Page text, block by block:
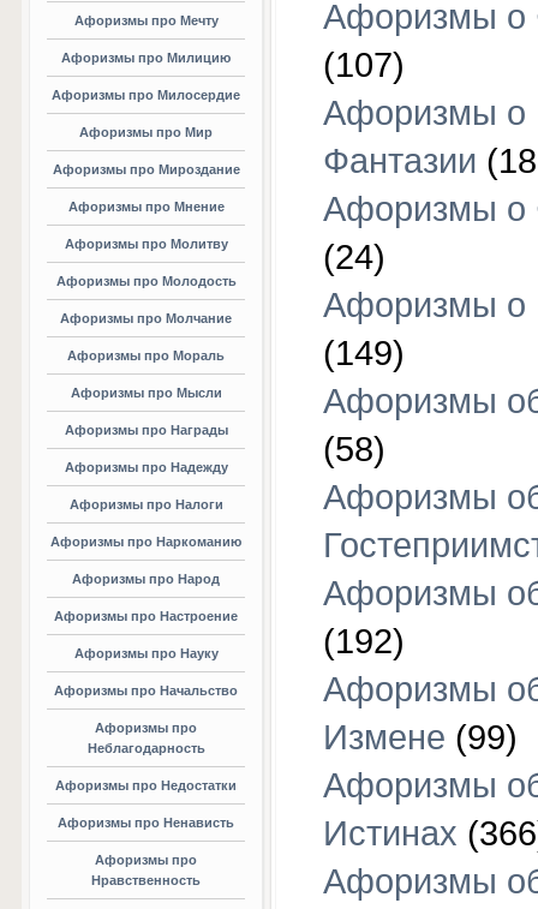
Афоризмы про Мечту
Афоризмы про Милицию
Афоризмы про Милосердие
Афоризмы про Мир
Афоризмы про Мироздание
Афоризмы про Мнение
Афоризмы про Молитву
Афоризмы про Молодость
Афоризмы про Молчание
Афоризмы про Мораль
Афоризмы про Мысли
Афоризмы про Награды
Афоризмы про Надежду
Афоризмы про Налоги
Афоризмы про Наркоманию
Афоризмы про Народ
Афоризмы про Настроение
Афоризмы про Науку
Афоризмы про Начальство
Афоризмы про
Неблагодарность
Афоризмы про Недостатки
Афоризмы про Ненависть
Афоризмы про
Нравственность
Афоризмы о
(107)
Афоризмы о
Фантазии
Афоризмы о
(24)
Афоризмы о
(149)
Афоризмы
(58)
Афоризмы
Афоризмы
(192)
Афоризмы
Измене (99)
Афоризмы
Истинах
Афоризмы